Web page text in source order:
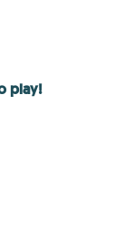
play!